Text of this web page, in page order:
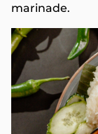
marinade.